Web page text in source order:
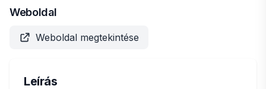
Weboldal
Weboldal megtekintése
Leírás